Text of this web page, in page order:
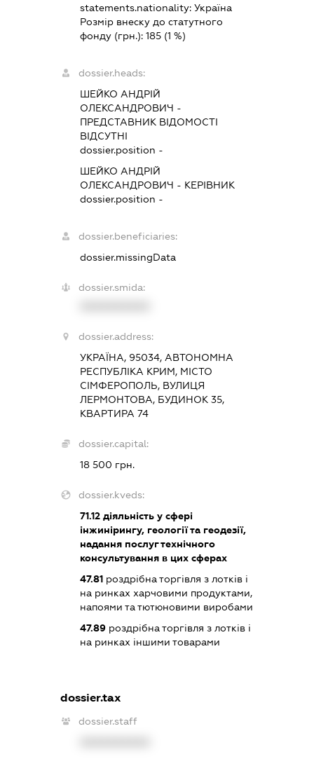
statements.nationality: Україна
Розмір внеску до статутного
фонду (грн.): 185(1 %)
dossier.heads:
ШЕЙКО АНДРІЙ
ОЛЕКСАНДРОВИЧ -
ПРЕДСТАВНИК ВІДОМОСТІ
ВІДСУТНІ
dossier.position -
ШЕЙКО АНДРІЙ
ОЛЕКСАНДРОВИЧ - КЕРІВНИК
dossier.position -
dossier.beneficiaries:
dossier.missingData
dossier.smida:
dossier.address:
УКРАЇНА, 95034, АВТОНОМНА
РЕСПУБЛІКА КРИМ, МІСТО
СІМФЕРОПОЛЬ, ВУЛИЦЯ
ЛЕРМОНТОВА, БУДИНОК 35,
КВАРТИРА 74
dossier.capital:
18 500 грн.
dossier.kveds:
71.12діяльність у сфері
інжинірингу, геології та геодезії,
надання послуг технічного
консультування в цих сферах
47.81роздрібна торгівля з лотків і
на ринках харчовими продуктами,
напоями та тютюновими виробами
47.89роздрібна торгівля з лотків і
на ринках іншими товарами
dossier.tax
dossier.staff